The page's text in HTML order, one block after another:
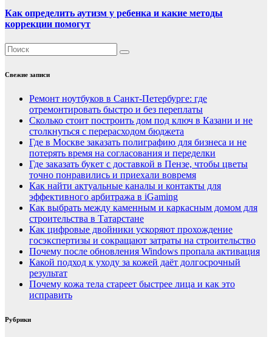
Как определить аутизм у ребенка и какие методы
коррекции помогут
Свежие записи
Ремонт ноутбуков в Санкт-Петербурге: где
отремонтировать быстро и без переплаты
Сколько стоит построить дом под ключ в Казани и не
столкнуться с перерасходом бюджета
Где в Москве заказать полиграфию для бизнеса и не
потерять время на согласования и переделки
Где заказать букет с доставкой в Пензе, чтобы цветы
точно понравились и приехали вовремя
Как найти актуальные каналы и контакты для
эффективного арбитража в iGaming
Как выбрать между каменным и каркасным домом для
строительства в Татарстане
Как цифровые двойники ускоряют прохождение
госэкспертизы и сокращают затраты на строительство
Почему после обновления Windows пропала активация
Какой подход к уходу за кожей даёт долгосрочный
результат
Почему кожа тела стареет быстрее лица и как это
исправить
Рубрики